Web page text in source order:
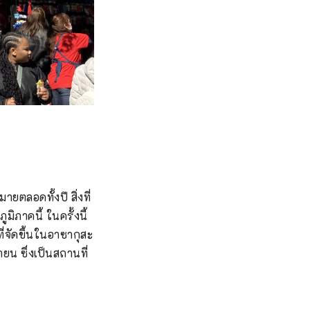
ายตลอดทั้งปี สิ่งที่
มิภาคนี้ ในครั้งนี้
จัดขึ้นในอาซากุสะ
น ซึ่งเป็นสถานที่